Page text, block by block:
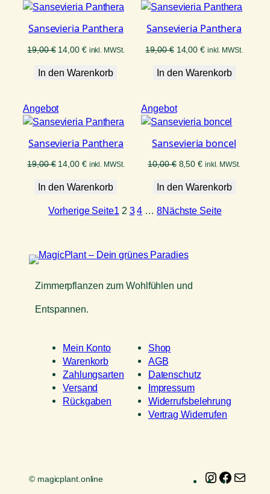
im
Sansevieria Panthera
19,00€ Ursprünglicher
war:
14,00 €Aktueller
ist:
inkl. MWSt.
In den Warenkorb
im
Sansevieria Panthera
19,00€ Ursprünglicher
war:
14,00€Aktueller
ist:
inkl. MWSt.
In den Warenkorb
AngebotProdukt
im
Sansevieria Panthera
19,00€ Ursprünglicher
war:
14,00 €Aktueller
ist:
inkl. MWSt.
In den Warenkorb
AngebotProdukt
im
Sansevieria boncel
10,00€ Ursprünglicher
war:
8,50€Aktueller
ist:
inkl. MWSt.
In den Warenkorb
Vorherige Seite1 2 3 4 … 8Nächste Seite
Zimmerpflanzen zum Wohlfühlen und
Entspannen.
Mein Konto
Warenkorb
Zahlungsarten
Versand
Rückgaben
Shop
AGB
Datenschutz
Impressum
Widerrufsbelehrung
Vertrag Widerrufen
© magicplant.online Instagram